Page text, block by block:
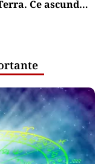
Ce ascund